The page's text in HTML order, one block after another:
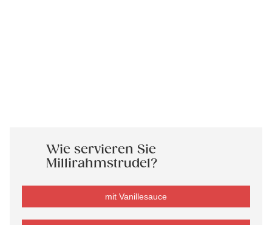
Wie servieren Sie
Millirahmstrudel?
mit Vanillesauce